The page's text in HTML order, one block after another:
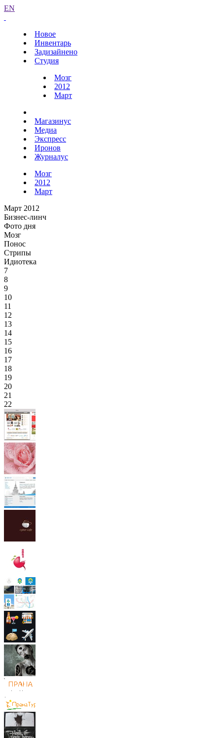
EN
Новое
Инвентарь
Задизайнено
Студия
Мозг
2012
Март
Магазинус
Медиа
Экспресс
Иронов
Журналус
Мозг
2012
Март
Март 2012
Бизнес-линч
Фото дня
Мозг
Понос
Стрипы
Идиотека
7
8
9
10
11
12
13
14
15
16
17
18
19
20
21
22